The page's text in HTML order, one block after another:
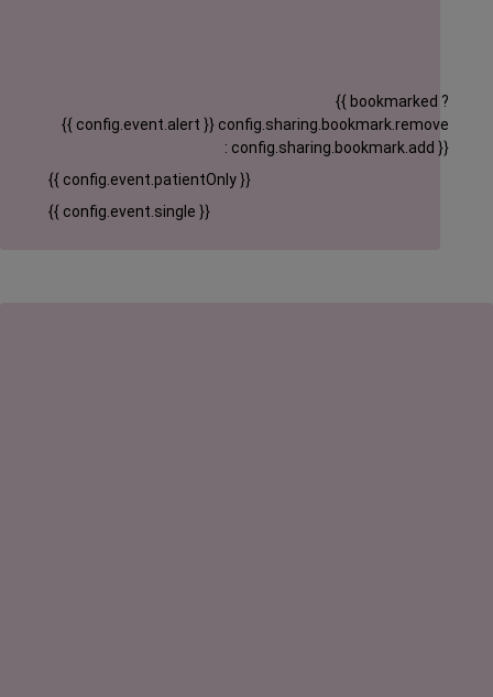
{{ config.event.alert }}
{{ bookmarked ?
config.sharing.bookmark.remove
: config.sharing.bookmark.add }}
{{ config.event.patientOnly }}
{{ config.event.single }}